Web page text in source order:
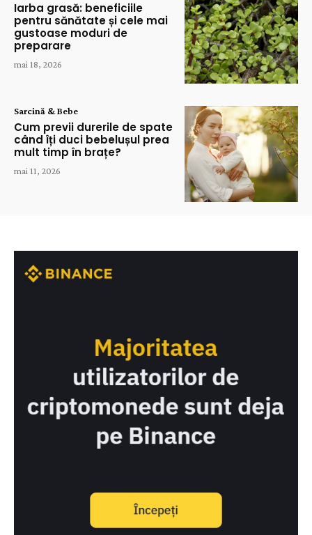
Iarba grasă: beneficiile
pentru sănătate și cele mai
gustoase moduri de
preparare
mai 18, 2026
Sarcină & Bebe
Cum previi durerile de spate
când îți duci bebelușul prea
mult timp în brațe?
mai 11, 2026